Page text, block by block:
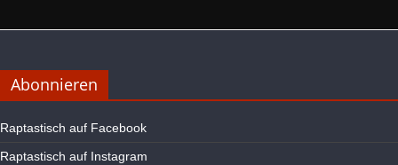
Abonnieren
Raptastisch auf Facebook
Raptastisch auf Instagram